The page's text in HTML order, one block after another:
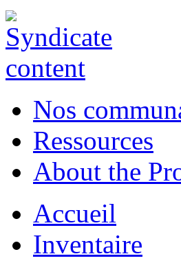
Nos
Ressources
About the
Accueil
Inventaire